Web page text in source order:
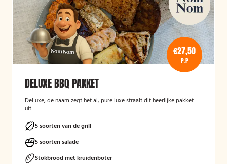
€27,50
P.P
DELUXE BBQ PAKKET
DeLuxe, de naam zegt het al, pure luxe straalt dit heerlijke pakket
uit!
5 soorten van de grill
5 soorten salade
Stokbrood met kruidenboter